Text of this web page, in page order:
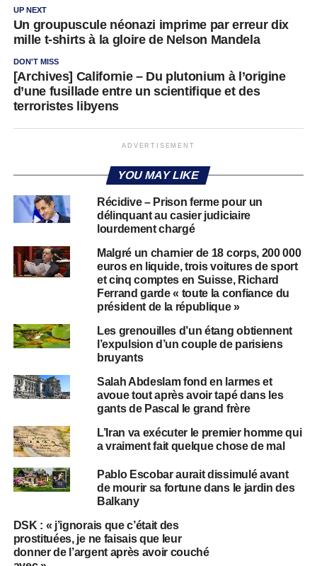
UP NEXT
Un groupuscule néonazi imprime par erreur dix
mille t-shirts à la gloire de Nelson Mandela
DON'T MISS
[Archives] Californie – Du plutonium à l’origine
d’une fusillade entre un scientifique et des
terroristes libyens
ADVERTISEMENT
YOU MAY LIKE
Récidive – Prison ferme pour un
délinquant au casier judiciaire
lourdement chargé
Malgré un charnier de 18 corps, 200 000
euros en liquide, trois voitures de sport
et cinq comptes en Suisse, Richard
Ferrand garde « toute la confiance du
président de la république »
Les grenouilles d’un étang obtiennent
l’expulsion d’un couple de parisiens
bruyants
Salah Abdeslam fond en larmes et
avoue tout après avoir tapé dans les
gants de Pascal le grand frère
L’Iran va exécuter le premier homme qui
a vraiment fait quelque chose de mal
Pablo Escobar aurait dissimulé avant
de mourir sa fortune dans le jardin des
Balkany
DSK : « j’ignorais que c’était des
prostituées, je ne faisais que leur
donner de l’argent après avoir couché